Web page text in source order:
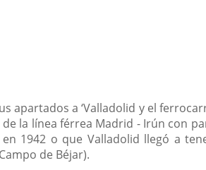
apartados a ‘Valladolid y el
la línea férrea Madrid - Irún con
1942 o que Valladolid llegó a
de Béjar).